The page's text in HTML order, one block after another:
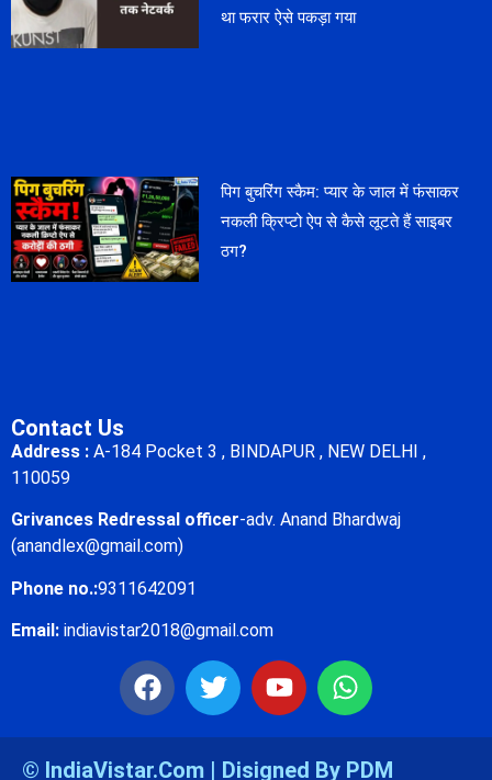
था फरार ऐसे पकड़ा गया
पिग बुचरिंग स्कैम: प्यार के जाल में फंसाकर
नकली क्रिप्टो ऐप से कैसे लूटते हैं साइबर
ठग?
Contact Us
Address : A-184 Pocket 3 , BINDAPUR , NEW DELHI ,
110059
Grivances Redressal officer-adv. Anand Bhardwaj
(anandlex@gmail.com)
Phone no.:9311642091
Email: indiavistar2018@gmail.com
© IndiaVistar.Com | Disigned By PDM